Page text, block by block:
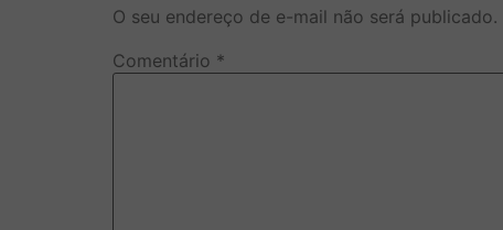
O seu endereço de e-mail não será publicado.
Comentário *